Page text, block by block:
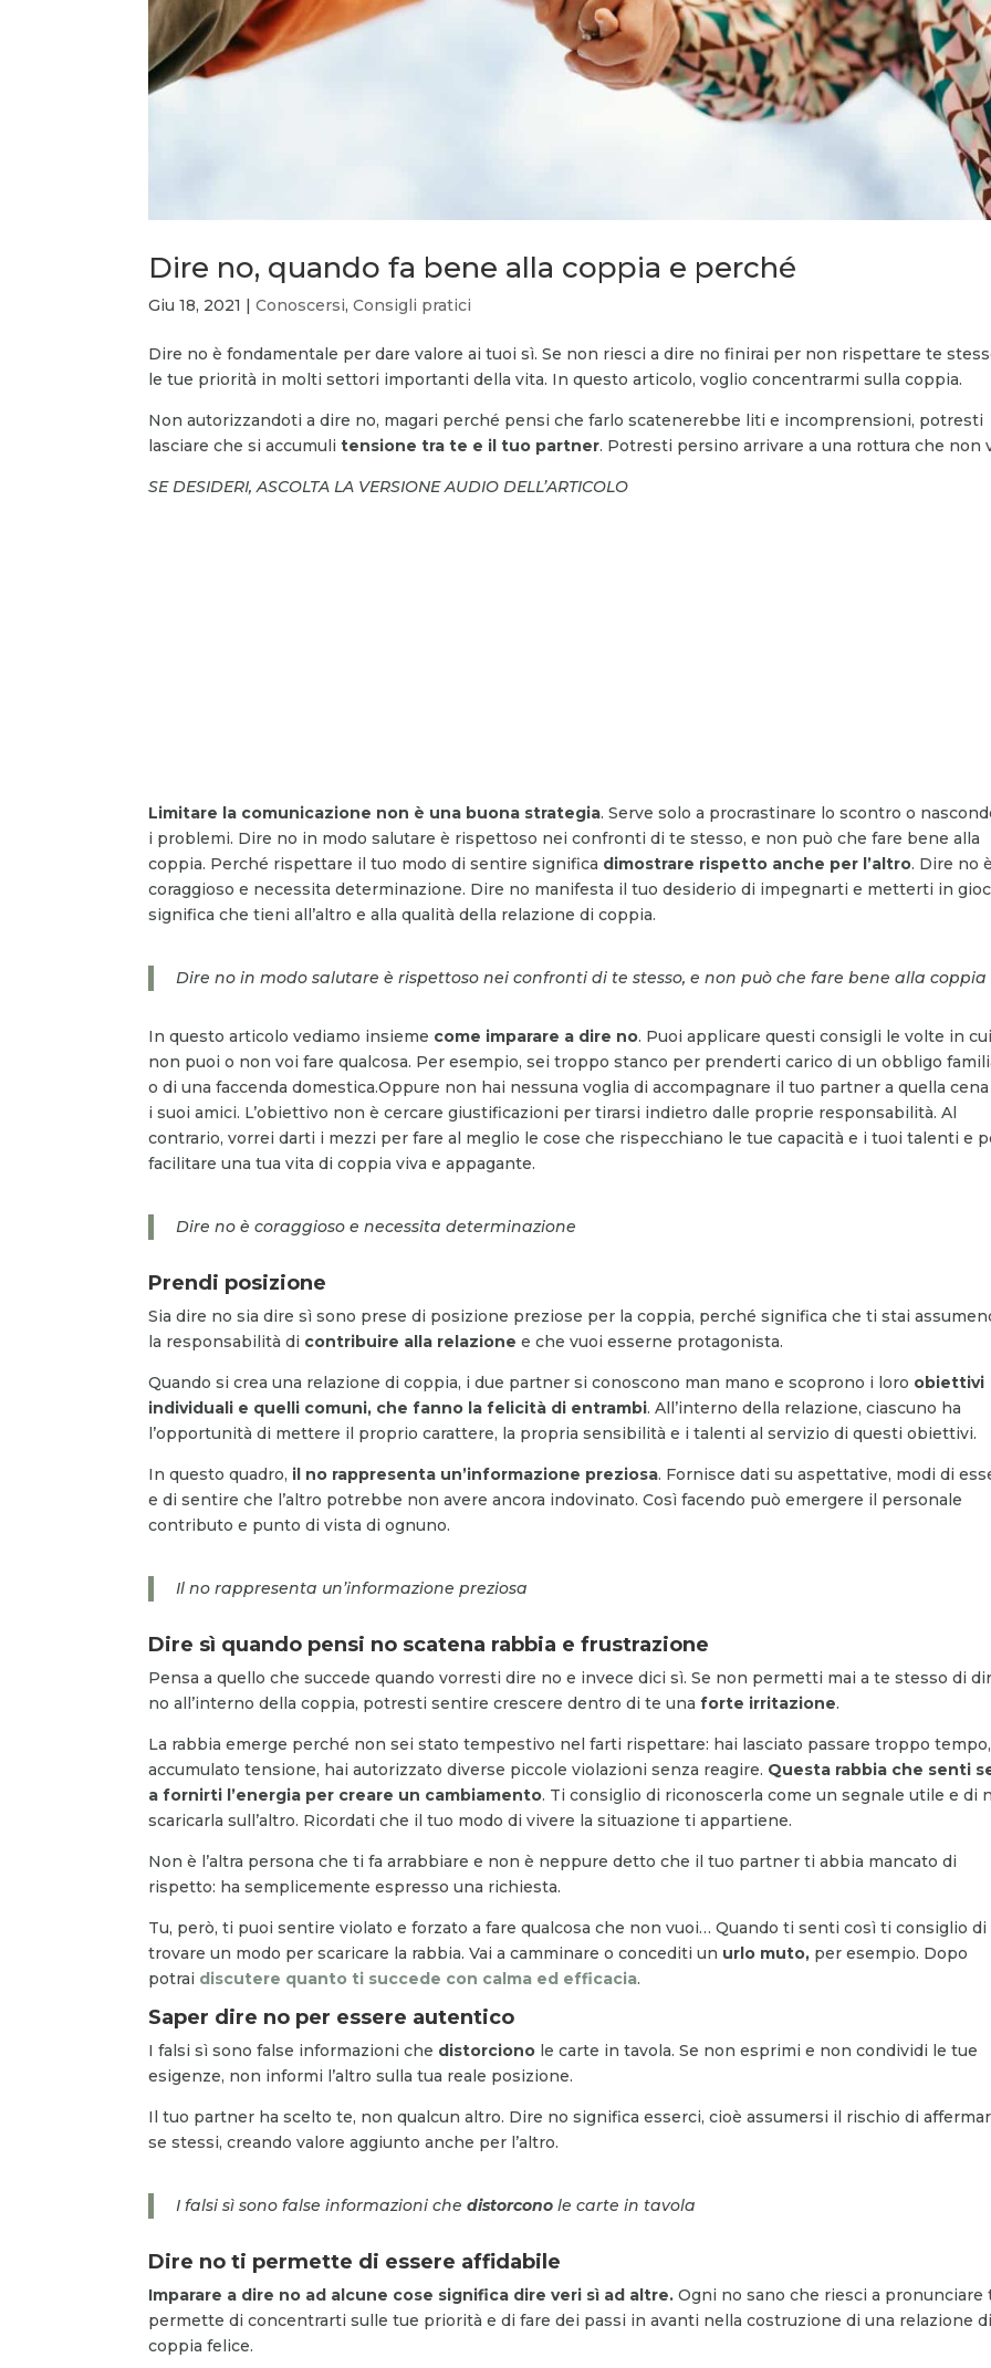
Dire no, quando fa bene alla coppia e perché
Giu 18, 2021 |Conoscersi,Consigli pratici
Dire no è fondamentale per dare valore ai tuoi sì. Se non riesci a dire no finirai per non rispettare te
le tue priorità in molti settori importanti della vita. In questo articolo, voglio concentrarmi sulla coppia.
Non autorizzandoti a dire no, magari perché pensi che farlo scatenerebbe liti e incomprensioni, potresti
lasciare che si accumulitensione tra te e il tuo partner. Potresti persino arrivare a una rottura che non
SE DESIDERI, ASCOLTA LA VERSIONE AUDIO DELL’ARTICOLO
Limitare la comunicazione non è una buona strategia. Serve solo a procrastinare lo scontro o
i problemi. Dire no in modo salutare è rispettoso nei confronti di te stesso, e non può che fare bene alla
coppia. Perché rispettare il tuo modo di sentire significa dimostrare rispetto anche per l’altro. Dire no è
coraggioso e necessita determinazione. Dire no manifesta il tuo desiderio di impegnarti e metterti in
significa che tieni all’altro e alla qualità della relazione di coppia.
Dire no in modo salutare è rispettoso nei confronti di te stesso, e non può che fare bene alla coppia
In questo articolo vediamo insieme come imparare a dire no. Puoi applicare questi consigli le volte in cui
non puoi o non voi fare qualcosa. Per esempio, sei troppo stanco per prenderti carico di un obbligo
o di una faccenda domestica.Oppure non hai nessuna voglia di accompagnare il tuo partner a quella
i suoi amici. L’obiettivo non è cercare giustificazioni per tirarsi indietro dalle proprie responsabilità. Al
contrario, vorrei darti i mezzi per fare al meglio le cose che rispecchiano le tue capacità e i tuoi talenti e
facilitare una tua vita di coppia viva e appagante.
Dire no è coraggioso e necessita determinazione
Prendi posizione
Sia dire no sia dire sì sono prese di posizione preziose per la coppia, perché significa che ti stai
la responsabilità di contribuire alla relazionee che vuoi esserne protagonista.
Quando si crea una relazione di coppia, i due partner si conoscono man mano e scoprono i loro obiettivi
individuali e quelli comuni, che fanno la felicità di entrambi. All’interno della relazione, ciascuno ha
l’opportunità di mettere il proprio carattere, la propria sensibilità e i talenti al servizio di questi obiettivi.
In questo quadro, il no rappresenta un’informazione preziosa. Fornisce dati su aspettative, modi di
e di sentire che l’altro potrebbe non avere ancora indovinato. Così facendo può emergere il personale
contributo e punto di vista di ognuno.
Il no rappresenta un’informazione preziosa
Dire sì quando pensi no scatena rabbia e frustrazione
Pensa a quello che succede quando vorresti dire no e invece dici sì. Se non permetti mai a te stesso di
no all’interno della coppia, potresti sentire crescere dentro di te unaforte irritazione.
La rabbia emerge perché non sei stato tempestivo nel farti rispettare: hai lasciato passare troppo
accumulato tensione, hai autorizzato diverse piccole violazioni senza reagire. Questa rabbia che senti
a fornirti l’energia per creare un cambiamento. Ti consiglio di riconoscerla come un segnale utile e di
scaricarla sull’altro. Ricordati che il tuo modo di vivere la situazione ti appartiene.
Non è l’altra persona che ti fa arrabbiare e non è neppure detto che il tuo partner ti abbia mancato di
rispetto: ha semplicemente espresso una richiesta.
Tu, però, ti puoi sentire violato e forzato a fare qualcosa che non vuoi… Quando ti senti così ti consiglio di
trovare un modo per scaricare la rabbia. Vai a camminare o concediti un urlo muto, per esempio. Dopo
potrai discutere quanto ti succede con calma ed efficacia.
Saper dire no per essere autentico
I falsi sì sono false informazioni che distorciono le carte in tavola. Se non esprimi e non condividi le tue
esigenze, non informi l’altro sulla tua reale posizione.
Il tuo partner ha scelto te, non qualcun altro. Dire no significa esserci, cioè assumersi il rischio di
se stessi, creando valore aggiunto anche per l’altro.
I falsi sì sono false informazioni chedistorcono le carte in tavola
Dire no ti permette di essere affidabile
Imparare a dire no ad alcune cose significa direveri sì ad altre.Ogni no sano che riesci a pronunciare
permette di concentrarti sulle tue priorità e di fare dei passi in avanti nella costruzione di una relazione di
coppia felice.